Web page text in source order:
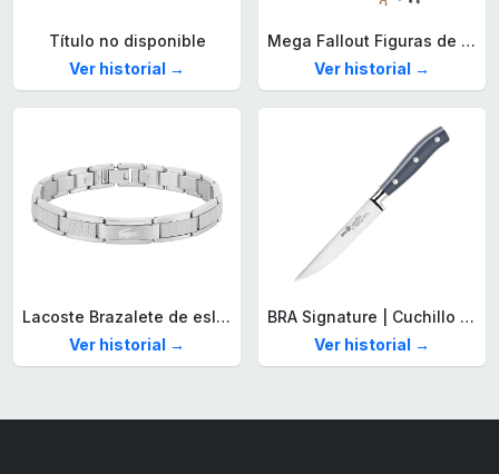
Título no disponible
Ver historial →
Mega Fallout Figuras de acción y Juguetes de construcción, Parada de Camiones Red Rocket con 824 Piezas, 2 Personajes articulados y Accesorios, para coleccionistas, HXT00
Ver historial →
Lacoste Brazalete de eslabón para Hombre Colección STENCIL de Acero inoxidable
Ver historial →
BRA Signature | Cuchillo tomatero 120 mm, Acero Inoxidable alemán forjado con Molibdeno Vanadio, Mango Remachado ABS, Diseño Ergonómico, Hoja 1,6 mm espesor
Ver historial →